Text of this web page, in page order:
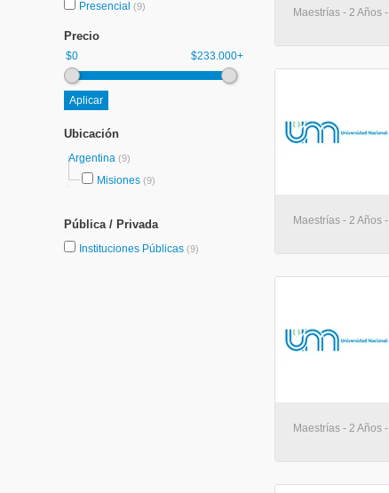
Presencial (9)
Precio
$0 $233.000+
Ubicación
Argentina (9)
Misiones (9)
Pública / Privada
Instituciones Públicas (9)
Maestrías - 2 Años
Maestrías - 2 Años
Maestrías - 2 Años